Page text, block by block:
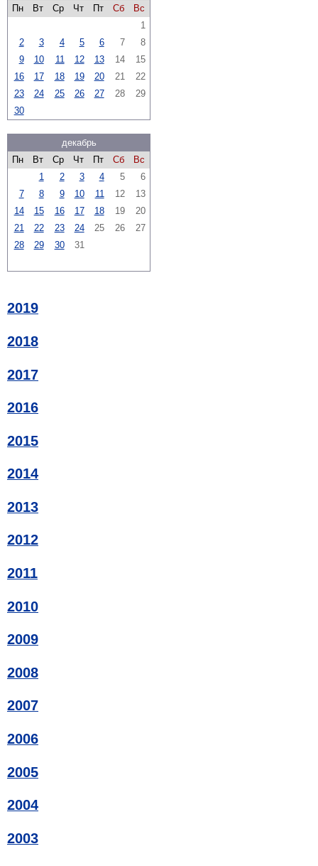
Пн
Вт Ср Чт Пт Сб
Вс
1
2
3 4 5 6 7
8
9
10 11 12 13 14
15
16
17 18 19 20 21
22
23
24 25 26 27 28
29
30
декабрь
Пн
Вт Ср Чт Пт Сб
Вс
1
2 3 4 5
6
7
8 9 10 11 12
13
14
15 16 17 18 19
20
21
22 23 24 25 26
27
28
29 30 31
2019
2018
2017
2016
2015
2014
2013
2012
2011
2010
2009
2008
2007
2006
2005
2004
2003